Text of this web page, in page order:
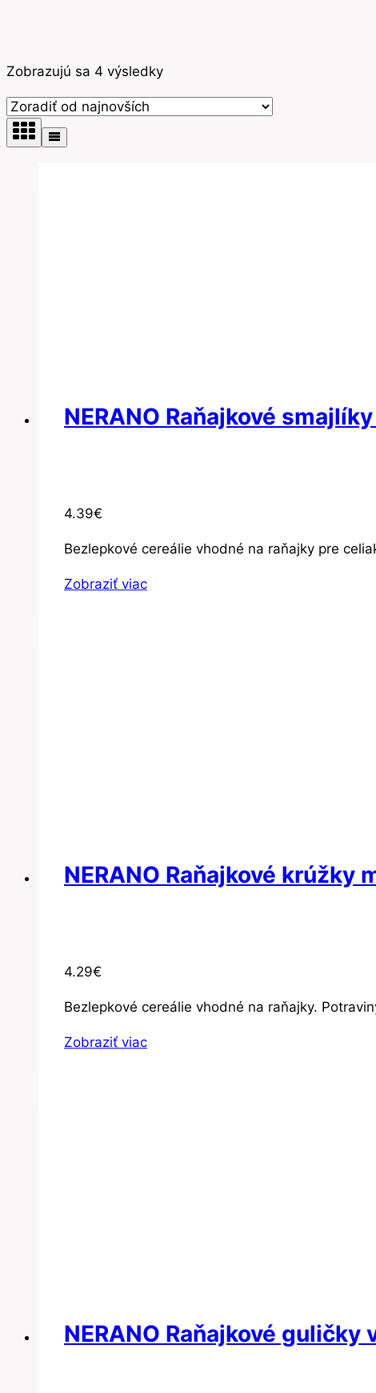
Zobrazujú sa 4 výsledkyZoradené
najnovších
NERANO Raňajkové
4.39€
Bezlepkové cereálie vhodné na raňajky pre
Zobraziť viac
NERANO Raňajkové krúžky
4.29€
Bezlepkové cereálie vhodné na raňajky.
Zobraziť viac
NERANO Raňajkové guličky